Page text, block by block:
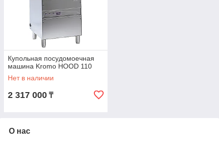
Купольная посудомоечная
машина Kromo HOOD 110
Нет в наличии
2 317 000 ₸
О нас